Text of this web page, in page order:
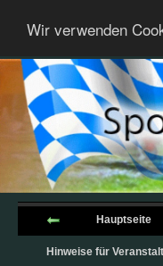
Wir verwenden
Hauptseite
Hinweise für